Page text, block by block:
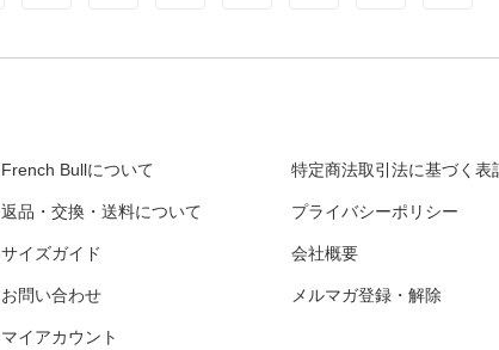
French Bullについて
返品・交換・送料について
サイズガイド
お問い合わせ
マイアカウント
特定商法取引法に基づく表
プライバシーポリシー
会社概要
メルマガ登録・解除